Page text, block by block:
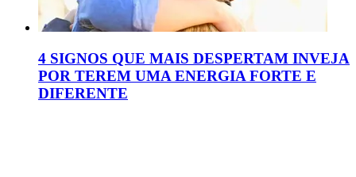
4 SIGNOS QUE MAIS DESPERTAM INVEJA
POR TEREM UMA ENERGIA FORTE E
DIFERENTE